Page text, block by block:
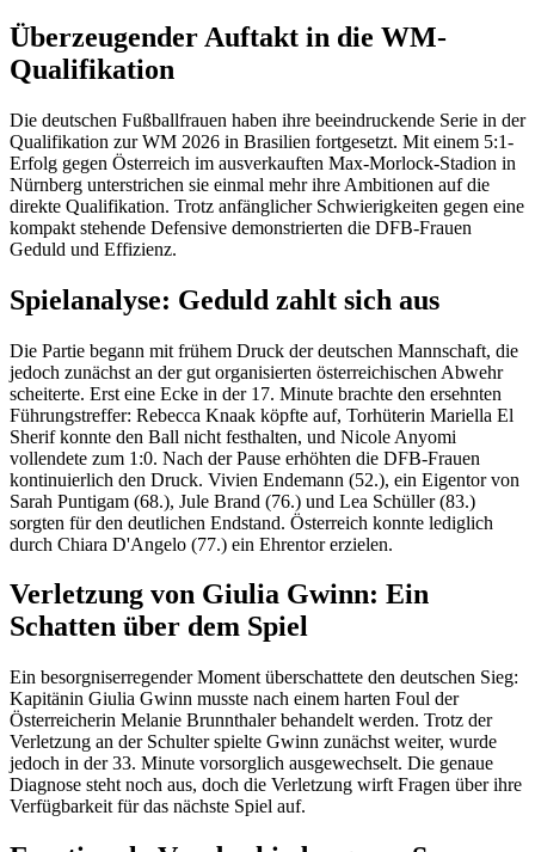
Überzeugender Auftakt in die WM-
Qualifikation
Die deutschen Fußballfrauen haben ihre beeindruckende Serie in der
Qualifikation zur WM 2026 in Brasilien fortgesetzt. Mit einem 5:1-
Erfolg gegen Österreich im ausverkauften Max-Morlock-Stadion in
Nürnberg unterstrichen sie einmal mehr ihre Ambitionen auf die
direkte Qualifikation. Trotz anfänglicher Schwierigkeiten gegen eine
kompakt stehende Defensive demonstrierten die DFB-Frauen
Geduld und Effizienz.
Spielanalyse: Geduld zahlt sich aus
Die Partie begann mit frühem Druck der deutschen Mannschaft, die
jedoch zunächst an der gut organisierten österreichischen Abwehr
scheiterte. Erst eine Ecke in der 17. Minute brachte den ersehnten
Führungstreffer: Rebecca Knaak köpfte auf, Torhüterin Mariella El
Sherif konnte den Ball nicht festhalten, und Nicole Anyomi
vollendete zum 1:0. Nach der Pause erhöhten die DFB-Frauen
kontinuierlich den Druck. Vivien Endemann (52.), ein Eigentor von
Sarah Puntigam (68.), Jule Brand (76.) und Lea Schüller (83.)
sorgten für den deutlichen Endstand. Österreich konnte lediglich
durch Chiara D'Angelo (77.) ein Ehrentor erzielen.
Verletzung von Giulia Gwinn: Ein
Schatten über dem Spiel
Ein besorgniserregender Moment überschattete den deutschen Sieg:
Kapitänin Giulia Gwinn musste nach einem harten Foul der
Österreicherin Melanie Brunnthaler behandelt werden. Trotz der
Verletzung an der Schulter spielte Gwinn zunächst weiter, wurde
jedoch in der 33. Minute vorsorglich ausgewechselt. Die genaue
Diagnose steht noch aus, doch die Verletzung wirft Fragen über ihre
Verfügbarkeit für das nächste Spiel auf.